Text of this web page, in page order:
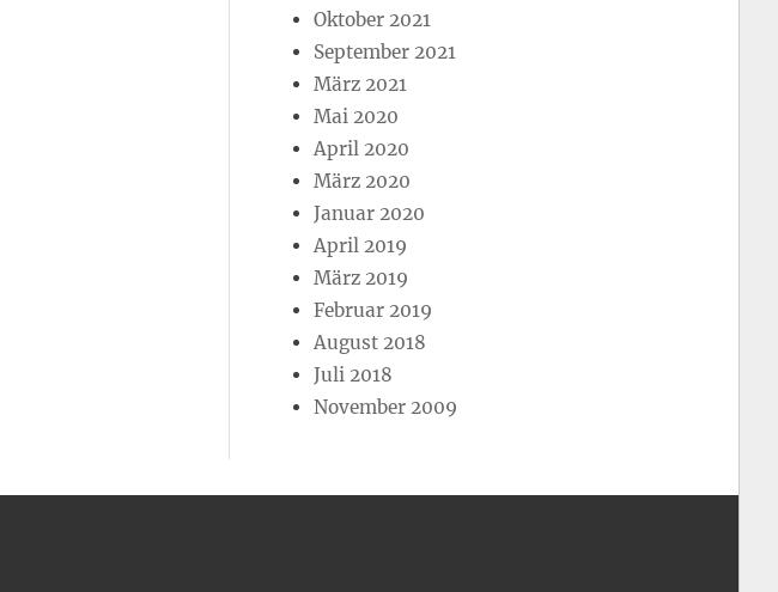
Oktober 2021
September 2021
März 2021
Mai 2020
April 2020
März 2020
Januar 2020
April 2019
März 2019
Februar 2019
August 2018
Juli 2018
November 2009